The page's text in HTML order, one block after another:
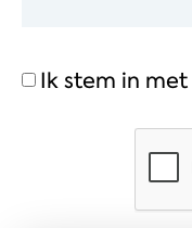
Ik stem in